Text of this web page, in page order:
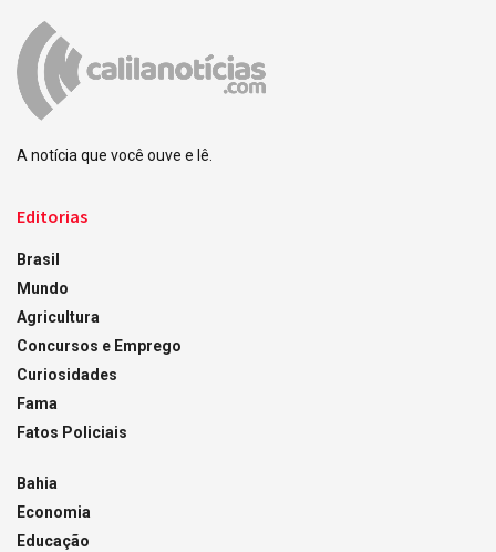
A notícia que você ouve e lê.
Editorias
Brasil
Mundo
Agricultura
Concursos e Emprego
Curiosidades
Fama
Fatos Policiais
Bahia
Economia
Educação